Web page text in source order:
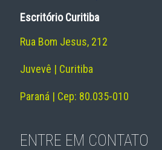
Escritório Curitiba
Rua Bom Jesus, 212
Juvevê | Curitiba
Paraná | Cep: 80.035-010
ENTRE EM CONTATO